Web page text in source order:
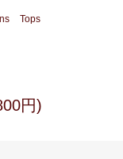
Tops
円)